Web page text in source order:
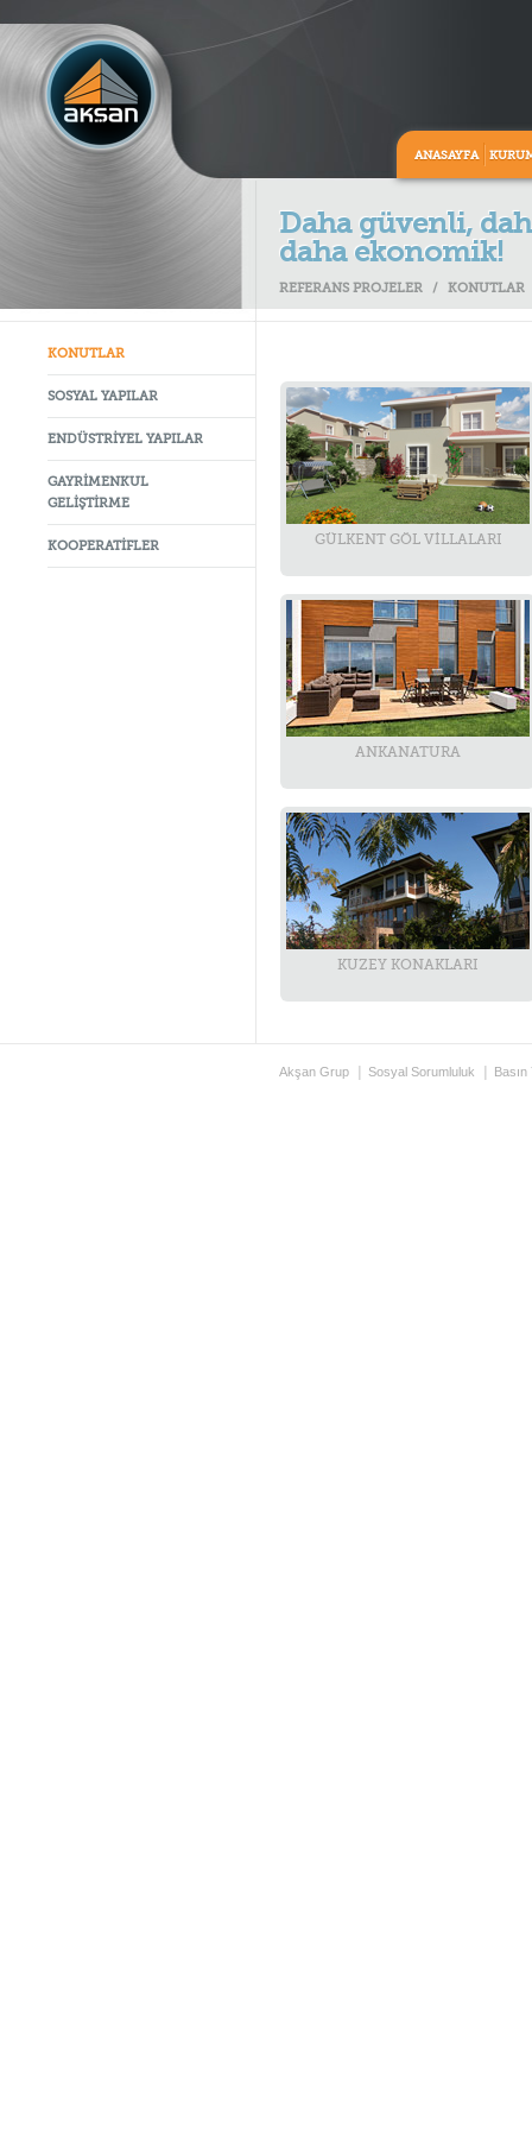
ANASAYFA
KONUTLAR
SOSYAL YAPILAR
ENDÜSTRİYEL YAPILAR
GAYRİMENKUL
GELİŞTİRME
KOOPERATİFLER
Daha güvenli,
daha ekonomik!
REFERANS PROJELER / KONUTLAR
GÜLKENT GÖL VİLLALARI
ANKANATURA
KUZEY KONAKLARI
Akşan Grup Sosyal Sorumluluk Basın